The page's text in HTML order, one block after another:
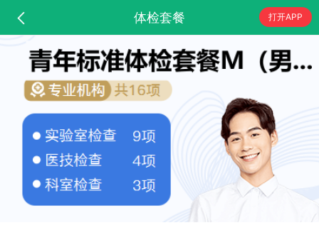
体检套餐 打开APP